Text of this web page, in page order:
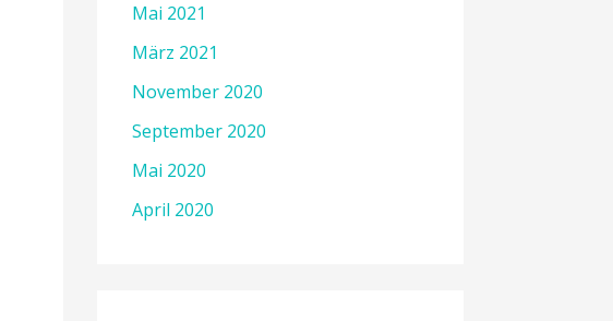
Mai 2021
März 2021
November 2020
September 2020
Mai 2020
April 2020